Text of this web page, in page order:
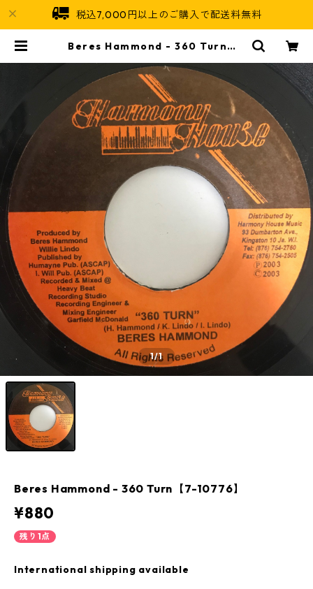
税込7,000円以上のご購入で配送料無料
Beres Hammond - 360 Turn【7
1/1
Beres Hammond - 360 Turn【7-10776】
¥880
残り1点
International shipping available